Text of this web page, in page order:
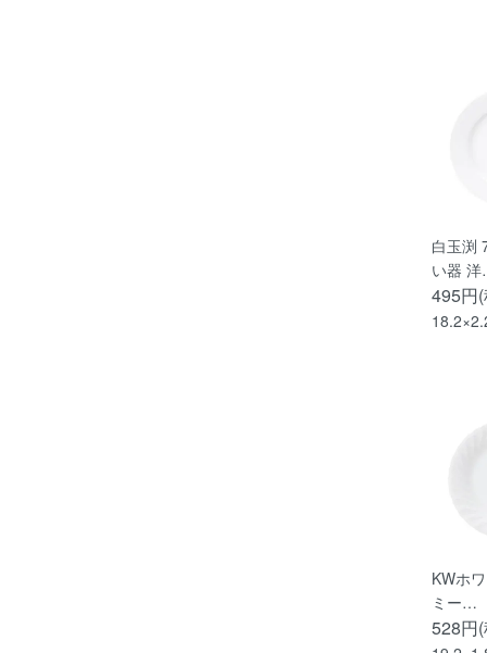
白玉渕
い器
495円
KWホ
ミー…
528円